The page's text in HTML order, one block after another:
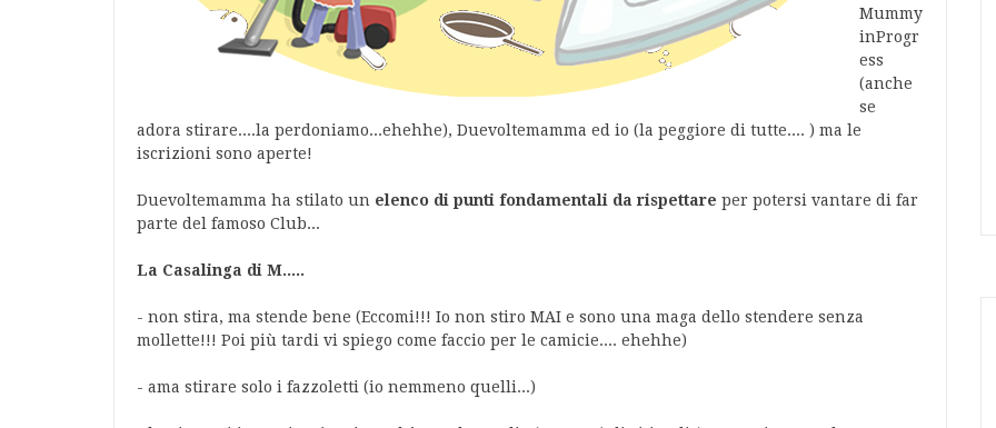
Mummy
inProgr
ess
(anche
se
adora stirare....la perdoniamo...ehehhe), Duevoltemamma ed io (la peggiore di tutte.... ) ma le
iscrizioni sono aperte!
Duevoltemamma ha stilato un elenco di punti fondamentali da rispettare per potersi vantare di far
parte del famoso Club...
La Casalinga di M.....
- non stira, ma stende bene (Eccomi!!! Io non stiro MAI e sono una maga dello stendere senza
mollette!!! Poi più tardi vi spiego come faccio per le camicie.... ehehhe)
- ama stirare solo i fazzoletti (io nemmeno quelli...)